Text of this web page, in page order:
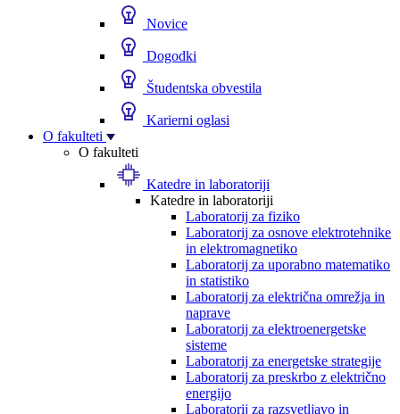
Novice
Dogodki
Študentska obvestila
Karierni oglasi
O fakulteti
O fakulteti
Katedre in laboratoriji
Katedre in laboratoriji
Laboratorij za fiziko
Laboratorij za osnove elektrotehnike
in elektromagnetiko
Laboratorij za uporabno matematiko
in statistiko
Laboratorij za električna omrežja in
naprave
Laboratorij za elektroenergetske
sisteme
Laboratorij za energetske strategije
Laboratorij za preskrbo z električno
energijo
Laboratorij za razsvetljavo in